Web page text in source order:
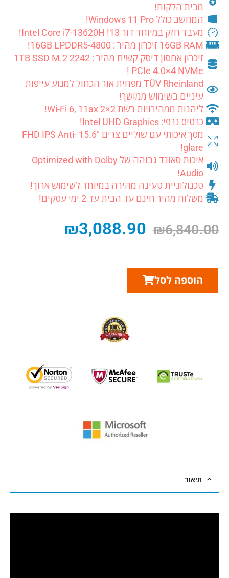
מבית הלקוח!
המחשב כולל Windows 11 Pro!
מעבד חזק במיוחד דור 13! Intel Core i7-13620H!
16GB RAM זיכרון מהיר : 16GB LPDDR5-4800!
זיכרון אחסון דיסק קשיח מהיר : 1TB SSD M.2 2242
PCIe 4.0×4 NVMe !
TÜV Rheinland מפחית אור הכחול למנוע עייפות
עיניים בשימוש ממושך!
ליהנות ממהירויות רשת Wi-Fi 6, 11ax 2×2!
כרטיס גרפי: Intel UHD Graphics!
מסך איכותי עם שוליים צרים 15.6″ FHD IPS Anti-
glare!
איכות סאונד גבוהה של Optimized with Dolby
Audio!
טכנולוגיית טעינה מהירה במיוחד לשימוש ארוך!
משלוח מהיר חינם עד הבית עד 2 ימי עסקים!
₪6,840.00
₪3,088.90
הוספה לסל
תיאור